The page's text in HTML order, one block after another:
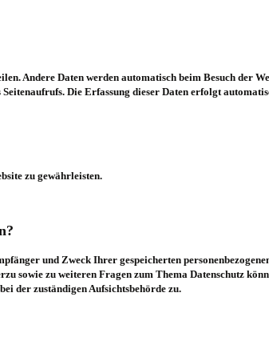
Andere Daten werden automatisch beim Besuch der
Die Erfassung dieser Daten erfolgt
zu gewährleisten.
und Zweck Ihrer gespeicherten
sowie zu weiteren Fragen zum Thema Datenschutz
der zuständigen Aufsichtsbehörde zu.